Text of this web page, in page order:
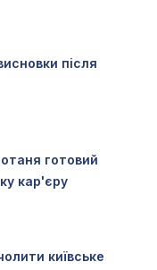
після
готовий
кар'єру
київське